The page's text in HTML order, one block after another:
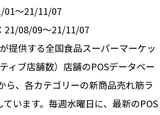
01～21/11/07
21/08/09～21/11/07
提供する全国食品スーパーマーケッ
ィブ店舗数）店舗のPOSデータベー
ら、各カテゴリーの新商品売れ筋ラ
ています。毎週水曜日に、最新のPOS